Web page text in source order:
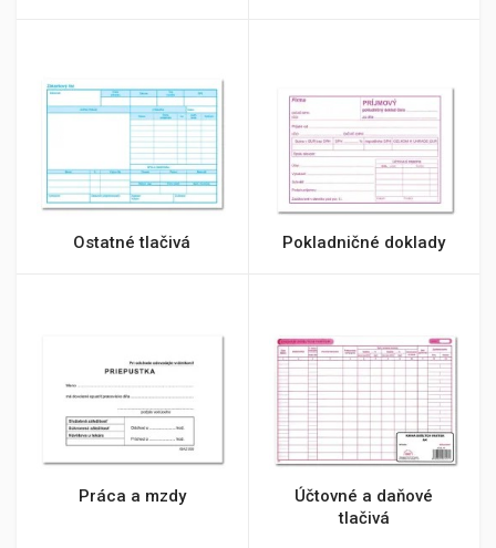
Ostatné tlačivá Pokladničné doklady
Práca a mzdy
Účtovné a daňové
tlačivá